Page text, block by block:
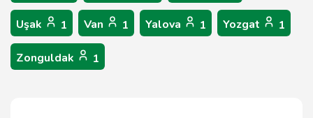
Uşak 1 Van 1 Yalova 1 Yozgat 1
Zonguldak 1